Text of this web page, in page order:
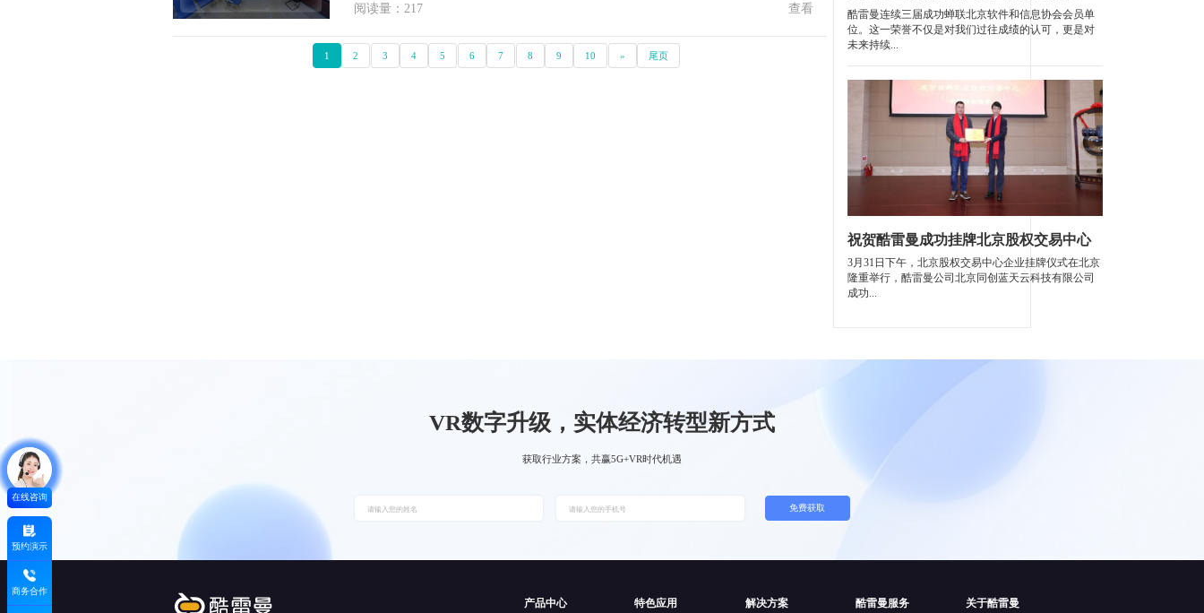
阅读量：217 查看
1 2 3 4 5 6 7 8 9 10 » 尾页
酷雷曼连续三届成功蝉联北京软件和信息协会会员单
位。这一荣誉不仅是对我们过往成绩的认可，更是对
未来持续...
祝贺酷雷曼成功挂牌北京股权交易中心
3月31日下午，北京股权交易中心企业挂牌仪式在北京
隆重举行，酷雷曼公司北京同创蓝天云科技有限公司
成功...
在线咨询
预约演示
商务合作
VR数字升级，实体经济转型新方式
获取行业方案，共赢5G+VR时代机遇
免费获取
产品中心 特色应用 解决方案 酷雷曼服务 关于酷雷曼